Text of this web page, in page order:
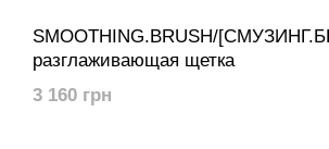
SMOOTHING.BRUSH/
разглаживающая щетка
3 160 грн